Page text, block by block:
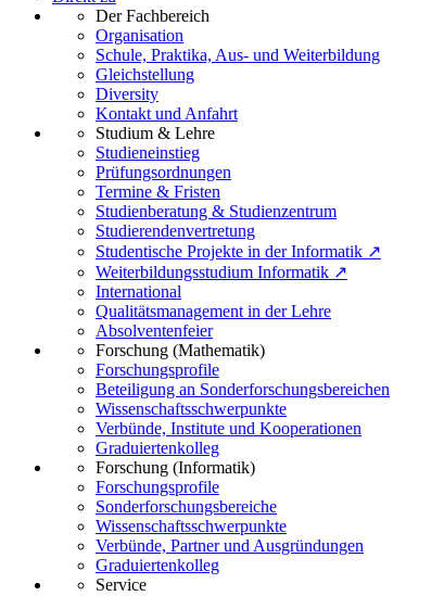
Der Fachbereich
Organisation
Schule, Praktika, Aus- und Weiterbildung
Gleichstellung
Diversity
Kontakt und Anfahrt
Studium & Lehre
Studieneinstieg
Prüfungsordnungen
Termine & Fristen
Studienberatung & Studienzentrum
Studierendenvertretung
Studentische Projekte in der Informatik ↗
Weiterbildungsstudium Informatik ↗
International
Qualitätsmanagement in der Lehre
Absolventenfeier
Forschung (Mathematik)
Forschungsprofile
Beteiligung an Sonderforschungsbereichen
Wissenschaftsschwerpunkte
Verbünde, Institute und Kooperationen
Graduiertenkolleg
Forschung (Informatik)
Forschungsprofile
Sonderforschungsbereiche
Wissenschaftsschwerpunkte
Verbünde, Partner und Ausgründungen
Graduiertenkolleg
Service